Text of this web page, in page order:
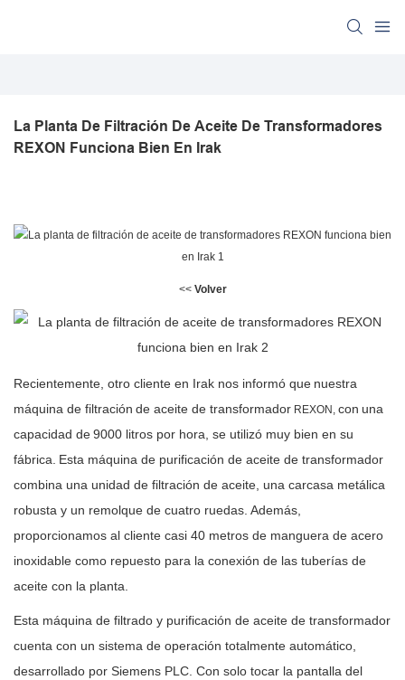
La Planta De Filtración De Aceite De Transformadores
REXON Funciona Bien En Irak
<< Volver
Recientemente, otro cliente en Irak nos informó que nuestra
máquina de filtración de aceite de transformador REXON, con una
capacidad de9000 litros por hora, se utilizó muy bien en su
fábrica. Esta máquina de purificación de aceite de transformador
combina una unidad de filtración de aceite, una carcasa metálica
robusta y un remolque de cuatro ruedas. Además,
proporcionamos al cliente casi 40 metros de manguera de acero
inoxidable como repuesto para la conexión de las tuberías de
aceite con la planta.
Esta máquina de filtrado y purificación de aceite de transformador
cuenta con un sistema de operación totalmente automático,
desarrollado por Siemens PLC. Con solo tocar la pantalla del